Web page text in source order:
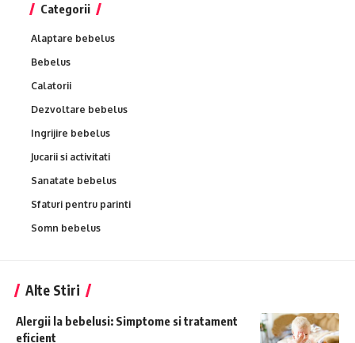
Categorii
Alaptare bebelus
Bebelus
Calatorii
Dezvoltare bebelus
Ingrijire bebelus
Jucarii si activitati
Sanatate bebelus
Sfaturi pentru parinti
Somn bebelus
Alte Stiri
Alergii la bebelusi: Simptome si tratament
eficient